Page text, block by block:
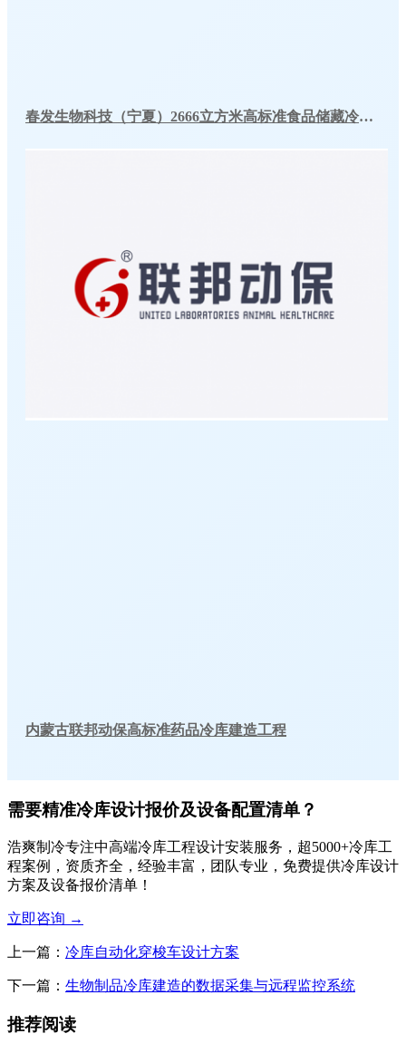
春发生物科技（宁夏）2666立方米高标准食品储藏冷库工程案例
内蒙古联邦动保高标准药品冷库建造工程
需要精准冷库设计报价及设备配置清单？
浩爽制冷专注中高端冷库工程设计安装服务，超5000+冷库工
程案例，资质齐全，经验丰富，团队专业，免费提供冷库设计
方案及设备报价清单！
立即咨询 →
上一篇： 冷库自动化穿梭车设计方案
下一篇： 生物制品冷库建造的数据采集与远程监控系统
推荐阅读